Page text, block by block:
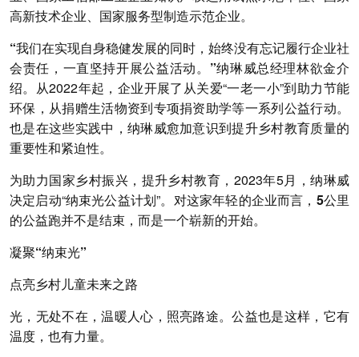
高新技术企业、国家服务型制造示范企业。
“我们在实现自身稳健发展的同时，始终没有忘记履行企业社
会责任，一直坚持开展公益活动。”纳琳威总经理林欲金介
绍。 从2022年起，企业开展了从关爱“一老一小”到助力节能
环保，从捐赠生活物资到专项捐资助学等一系列公益行动。
也是在这些实践中，纳琳威愈加意识到提升乡村教育质量的
重要性和紧迫性。
为助力国家乡村振兴，提升乡村教育，2023年5月，纳琳威
决定启动“纳束光公益计划”。 对这家年轻的企业而言，5公里
的公益跑并不是结束，而是一个崭新的开始。
凝聚“纳束光”
点亮乡村儿童未来之路
光，无处不在，温暖人心，照亮路途。公益也是这样，它有
温度，也有力量。